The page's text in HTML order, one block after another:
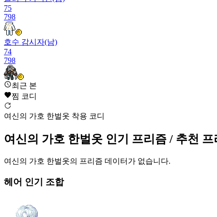
75
798
호수 감시자(남)
74
798
모험가 나이트로드 슈트
74
800
블루밍 포레스트 한벌옷(여)
800
매직 카드 리본(여)
800
최근 본
찜 코디
여신의 가호 한벌옷 착용 코디
여신의 가호 한벌옷 인기 프리즘 / 추천 프
여신의 가호 한벌옷의 프리즘 데이터가 없습니다.
헤어 인기 조합